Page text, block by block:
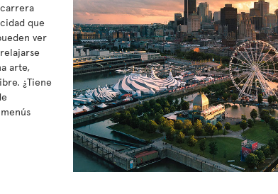
que
ver
arte,
¿Tiene